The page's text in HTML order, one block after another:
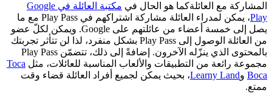
المشاركة مع العائلةكما هو الحال في
مكتبة العائلة في Google
Play
، يمكن لمدراء العائلة مشاركة اشتراكهم في Play Pass مع ما
يصل إلى خمسة أعضاء من عائلتهم على Google. ويمكن لكلّ عضو
من العائلة الوصول إلى Play Pass بشكل منفرد، لذا لن تتأثر تجربتك
بالمحتوى الذي ينزّله الآخرون. إضافةً إلى ذلك، تتضمّن Play Pass
مجموعة رائعة من التطبيقات والألعاب المناسبة للعائلات، مثل Toca
Boca وLearny Land، بحيث يمكن لجميع أفراد العائلة قضاء وقت
ممتع.